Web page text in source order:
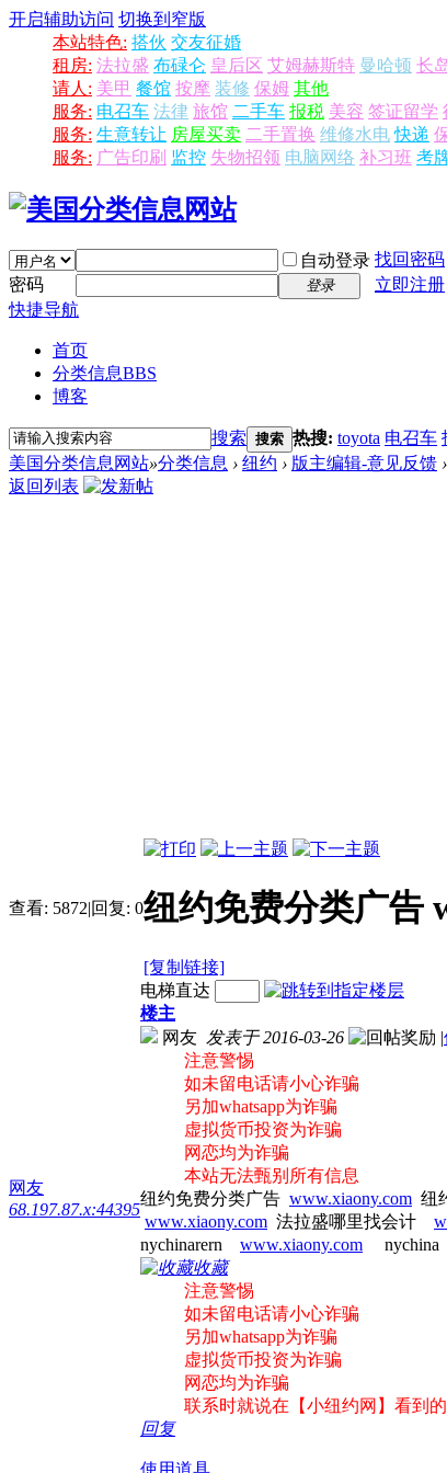
开启辅助访问 切换到窄版
本站特色: 搭伙 交友征婚
租房: 法拉盛 布碌仑 皇后区 艾姆赫斯特 曼哈顿 长
请人: 美甲 餐馆 按摩 装修 保姆 其他
服务: 电召车 法律 旅馆 二手车 报税 美容 签证留学
服务: 生意转让 房屋买卖 二手置换 维修水电 快递
服务: 广告印刷 监控 失物招领 电脑网络 补习班 考
自动登录 找回密码
密码
登录
立即注册
快捷导航
首页
分类信息BBS
博客
搜索 搜索 热搜: toyota 电召车
美国分类信息网站»分类信息 › 纽约 › 版主编辑-意见反馈 ›
返回列表
查看: 5872|回复: 0纽约免费分类广告
[复制链接]
网友
68.197.87.x:44395
电梯直达
楼主
网友 发表于 2016-03-26 |
注意警惕
如未留电话请小心诈骗
另加whatsapp为诈骗
虚拟货币投资为诈骗
网恋均为诈骗
本站无法甄别所有信息
纽约免费分类广告 www.xiaony.com 纽
www.xiaony.com 法拉盛哪里找会计
nychinarern www.xiaony.com
收藏
注意警惕
如未留电话请小心诈骗
另加whatsapp为诈骗
虚拟货币投资为诈骗
网恋均为诈骗
联系时就说在【小纽约网】看到的
回复
使用道具